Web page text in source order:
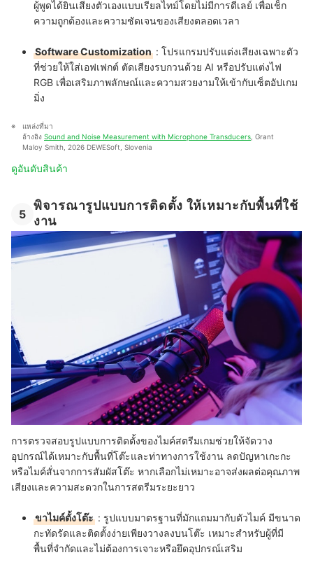
ผู้พูดได้ยินเสียงตัวเองแบบเรียลไทม์โดยไม่มีการดีเลย์ เพื่อเช็ก
ความถูกต้องและความชัดเจนของเสียงตลอดเวลา
Software Customization : โปรแกรมปรับแต่งเสียงเฉพาะตัว
ที่ช่วยให้ใส่เอฟเฟกต์ ตัดเสียงรบกวนด้วย AI หรือปรับแต่งไฟ
RGB เพื่อเสริมภาพลักษณ์และความสวยงามให้เข้ากับเซ็ตอัปเกม
มิ่ง
แหล่งที่มา
อ้างอิง Sound and Noise Measurement with Microphone Transducers , Grant
Maloy Smith, 2026 DEWESoft, Slovenia
ดูอันดับสินค้า
5
พิจารณารูปแบบการติดตั้ง ให้เหมาะกับพื้นที่ใช้
งาน
การตรวจสอบรูปแบบการติดตั้งของไมค์สตรีมเกมช่วยให้จัดวาง
อุปกรณ์ได้เหมาะกับพื้นที่โต๊ะและท่าทางการใช้งาน ลดปัญหาเกะกะ
หรือไมค์สั่นจากการสัมผัสโต๊ะ หากเลือกไม่เหมาะอาจส่งผลต่อคุณภาพ
เสียงและความสะดวกในการสตรีมระยะยาว
ขาไมค์ตั้งโต๊ะ : รูปแบบมาตรฐานที่มักแถมมากับตัวไมค์ มีขนาด
กะทัดรัดและติดตั้งง่ายเพียงวางลงบนโต๊ะ เหมาะสำหรับผู้ที่มี
พื้นที่จำกัดและไม่ต้องการเจาะหรือยึดอุปกรณ์เสริม